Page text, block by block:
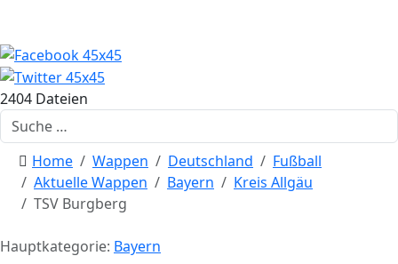
2404 Dateien
Suchen
Home Wappen Deutschland
Fußball
Aktuelle Wappen
Bayern
Kreis Allgäu
TSV Burgberg
Hauptkategorie: Bayern